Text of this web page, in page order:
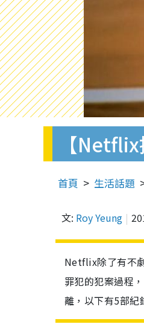
【
首頁 生活話題
文: Roy Yeung
Netflix除了有不
罪犯的犯案過程
離，以下有5部紀